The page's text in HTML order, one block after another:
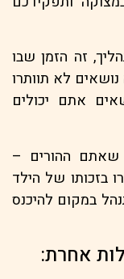
זה הזמן שבו
לא תוותרו
אתם יכולים
ההורים –
בזכותו של הילד
במקום להיכנס
אחרת: